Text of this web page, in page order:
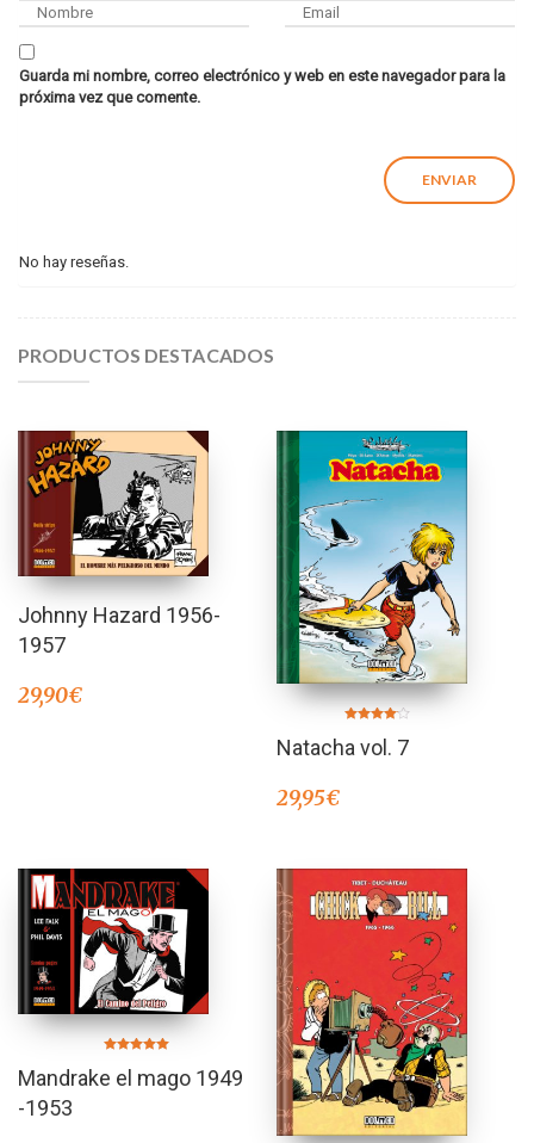
Guarda mi nombre, correo electrónico y web en este navegador para la
próxima vez que comente.
No hay reseñas.
PRODUCTOS DESTACADOS
Johnny Hazard 1956-
1957
29,90€
en
4.00
Natacha vol. 7
29,95€
5.00
de 5
Mandrake el mago 1949
-1953